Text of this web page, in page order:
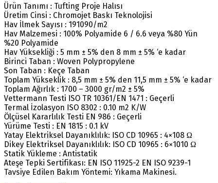
Ürün Tanımı : Tufting Proje Halısı
Üretim Cinsi : Chromojet Baskı Teknolojisi
Hav İlmek Sayısı : 191090/m2
Hav Malzemesi : 100% Polyamide 6 / 6.6 veya %80 Yün
%20 Polyamide
Hav Yüksekliği : 5 mm ± 5% den 8 mm ± 5% ‘e kadar
Birinci Taban : Woven Polypropylene
Son Taban : Keçe Taban
Toplam Yükseklik : 8,5 mm ± 5% den 11,5 mm ± 5% ‘e kadar
Toplam Ağırlık : 1700 – 3000 gr/m2 ± 5%
Vettermann Testi ISO TR 10361/EN 1471 : Geçerli
Termal İzolasyon ISO 8302 : 0.10 m2 K/W
Ölçüsel Kararlılık Testi EN 986 : Geçerli
Yürüme Testi : EN 1815 : 0.1 kV
Yatay Elektriksel Dayanıklılık: ISO CD 10965 : 4×108 Ω
Dikey Elektriksel Dayanıklılık: ISO CD 10965 : 6×1010 Ω
Statik Yükleme : Antistatik
Ateşe Tepki Sertifikası: EN ISO 11925-2 EN ISO 9239-1
Tavsiye Edilen Bakım Yöntemi: Yıkama Makinesi.